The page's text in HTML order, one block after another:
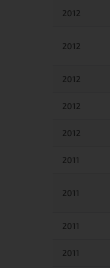
2012
2012
2012
2012
2012
2011
2011
2011
2011